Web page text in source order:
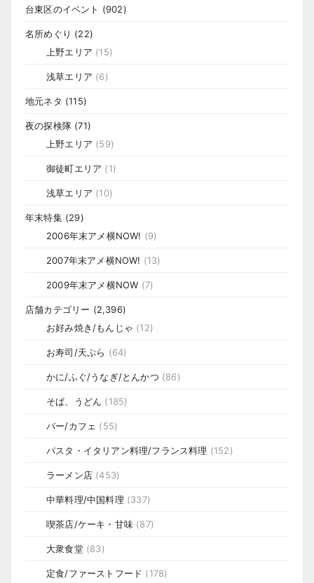
台東区のイベント (902)
名所めぐり (22)
上野エリア (15)
浅草エリア (6)
地元ネタ (115)
夜の探検隊 (71)
上野エリア (59)
御徒町エリア (1)
浅草エリア (10)
年末特集(29)
2006年末アメ横NOW! (9)
2007年末アメ横NOW! (13)
2009年末アメ横NOW (7)
店舗カテゴリー (2,396)
お好み焼き/もんじゃ (12)
お寿司/天ぷら (64)
かに/ふぐ/うなぎ/とんかつ (86)
そば、うどん (185)
バー/カフェ (55)
パスタ・イタリアン料理/フランス料理 (152)
ラーメン店 (453)
中華料理/中国料理 (337)
喫茶店/ケーキ・甘味 (87)
大衆食堂(83)
定食/ファーストフード (178)